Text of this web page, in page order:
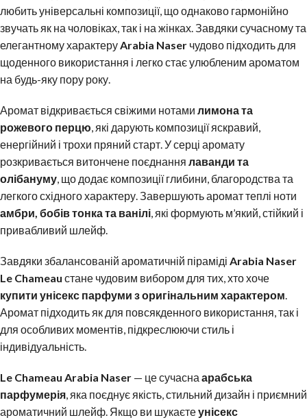
любить універсальні композиції, що однаково гармонійно
звучать як на чоловіках, так і на жінках. Завдяки сучасному та
елегантному характеру Arabia Naser чудово підходить для
щоденного використання і легко стає улюбленим ароматом
на будь-яку пору року.
Аромат відкривається свіжими нотами лимона та
рожевого перцю , які дарують композиції яскравий,
енергійний і трохи пряний старт. У серці аромату
розкривається витончене поєднання лаванди та
олібануму , що додає композиції глибини, благородства та
легкого східного характеру. Завершують аромат теплі ноти
амбри, бобів тонка та ванілі , які формують м’який, стійкий і
привабливий шлейф.
Завдяки збалансованій ароматичній піраміді Arabia Naser
Le Chameau стане чудовим вибором для тих, хто хоче
купити унісекс парфуми з оригінальним характером
Аромат підходить як для повсякденного використання, так і
для особливих моментів, підкреслюючи стиль і
індивідуальність.
Le Chameau Arabia Naser — це сучасна арабська
парфумерія , яка поєднує якість, стильний дизайн і приємний
ароматичний шлейф. Якщо ви шукаєтеунісекс